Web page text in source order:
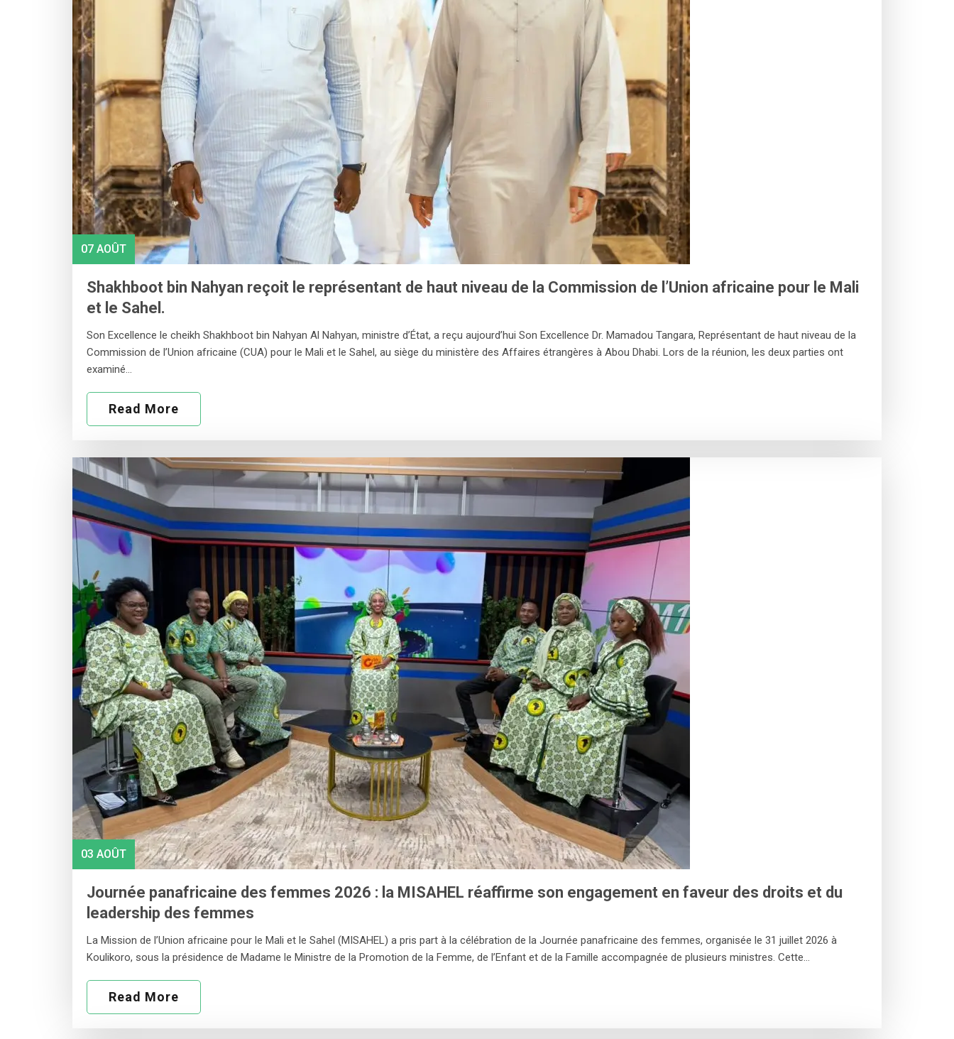
07 AOÛT
Shakhboot bin Nahyan reçoit le représentant de haut niveau de la Commission de l’Union africaine pour le Mali
et le Sahel.
Son Excellence le cheikh Shakhboot bin Nahyan Al Nahyan, ministre d’État, a reçu aujourd’hui Son Excellence Dr. Mamadou Tangara, Représentant de haut niveau de la
Commission de l’Union africaine (CUA) pour le Mali et le Sahel, au siège du ministère des Affaires étrangères à Abou Dhabi. Lors de la réunion, les deux parties ont
examiné…
Read More
03 AOÛT
Journée panafricaine des femmes 2026 : la MISAHEL réaffirme son engagement en faveur des droits et du
leadership des femmes
‎La Mission de l’Union africaine pour le Mali et le Sahel (MISAHEL) a pris part à la célébration de la Journée panafricaine des femmes, organisée le 31 juillet 2026 à
Koulikoro, sous la présidence de Madame le Ministre de la Promotion de la Femme, de l’Enfant et de la Famille accompagnée de plusieurs ministres. Cette…
Read More